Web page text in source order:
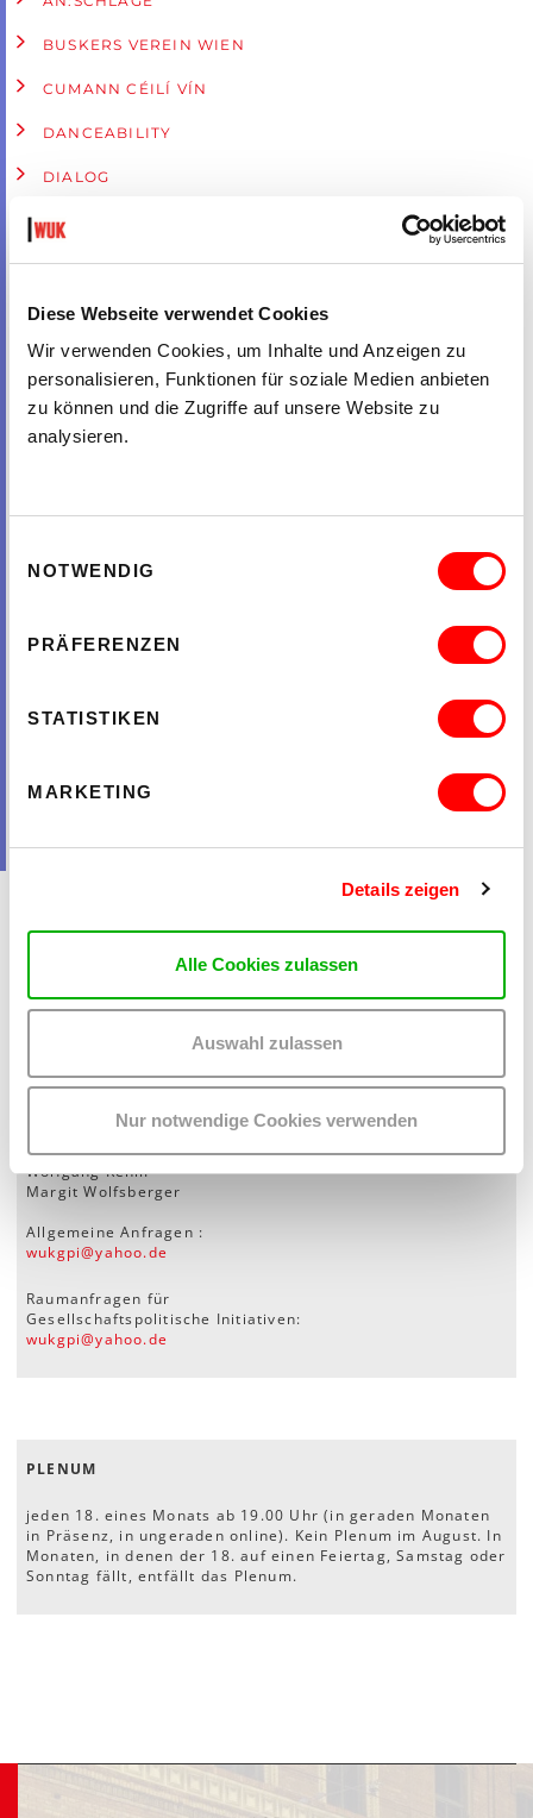
Diese Webseite verwendet Cookies
Wir verwenden Cookies, um Inhalte und Anzeigen zu
personalisieren, Funktionen für soziale Medien anbieten
zu können und die Zugriffe auf unsere Website zu
analysieren.
NOTWENDIG
PRÄFERENZEN
STATISTIKEN
MARKETING
Details zeigen
Alle Cookies zulassen
Auswahl zulassen
Nur notwendige Cookies verwenden
BUSKERS VEREIN WIEN
CUMANN CÉILÍ VÍN
DANCEABILITY
DIALOG
FREEDOM FOR EURASIA
GASTARBEITER
GROSSES SCHIFF
IGLA
KUKELE
THEATER DER UNTERDRÜCKTEN
TURKMENISCHE INITIATIVE FÜR MENSCHENRECHTE
WIENER SENIORENZENTRUM
ZURÜCK ZU ALLEN GRUPPEN
KONTAKT
Helga Hiebl
Georg Maché
Wolfgang Rehm
Margit Wolfsberger
Allgemeine Anfragen :
wukgpi@yahoo.de
Raumanfragen für
Gesellschaftspolitische Initiativen:
wukgpi@yahoo.de
PLENUM
jeden 18. eines Monats ab 19.00 Uhr (in geraden Monaten
in Präsenz, in ungeraden online). Kein Plenum im August. In
Monaten, in denen der 18. auf einen Feiertag, Samstag oder
Sonntag fällt, entfällt das Plenum.